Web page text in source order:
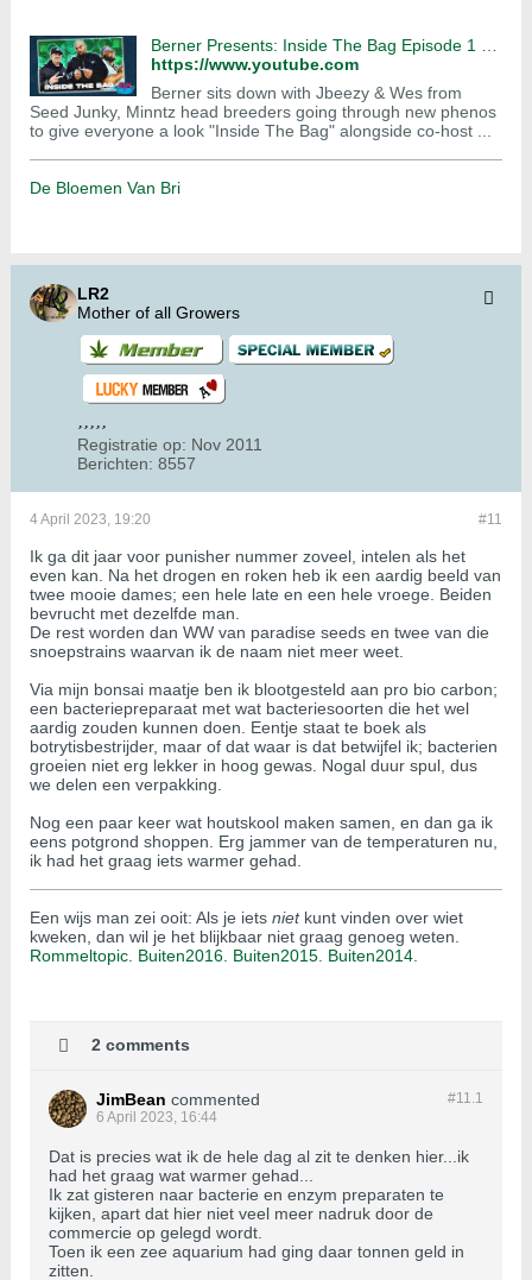
https://www.youtube.com
Berner sits down with Jbeezy & Wes from
Seed Junky, Minntz head breeders going through new phenos
to give everyone a look "Inside The Bag" alongside co-host ...
De Bloemen Van Bri
LR2
Mother of all Growers
Registratie op: Nov 2011
Berichten: 8557
#11
4 April 2023, 19:20
Ik ga dit jaar voor punisher nummer zoveel, intelen als het
even kan. Na het drogen en roken heb ik een aardig beeld van
twee mooie dames; een hele late en een hele vroege. Beiden
bevrucht met dezelfde man.
De rest worden dan WW van paradise seeds en twee van die
snoepstrains waarvan ik de naam niet meer weet.
Via mijn bonsai maatje ben ik blootgesteld aan pro bio carbon;
een bacteriepreparaat met wat bacteriesoorten die het wel
aardig zouden kunnen doen. Eentje staat te boek als
botrytisbestrijder, maar of dat waar is dat betwijfel ik; bacterien
groeien niet erg lekker in hoog gewas. Nogal duur spul, dus
we delen een verpakking.
Nog een paar keer wat houtskool maken samen, en dan ga ik
eens potgrond shoppen. Erg jammer van de temperaturen nu,
ik had het graag iets warmer gehad.
Een wijs man zei ooit: Als je iets nietkunt vinden over wiet
kweken, dan wil je het blijkbaar niet graag genoeg weten.
Rommeltopic. Buiten2016. Buiten2015 Buiten2014
2 comments
#11.1
JimBean commented
6 April 2023, 16:44
Dat is precies wat ik de hele dag al zit te denken hier...ik
had het graag wat warmer gehad...
Ik zat gisteren naar bacterie en enzym preparaten te
kijken, apart dat hier niet veel meer nadruk door de
commercie op gelegd wordt.
Toen ik een zee aquarium had ging daar tonnen geld in
zitten.